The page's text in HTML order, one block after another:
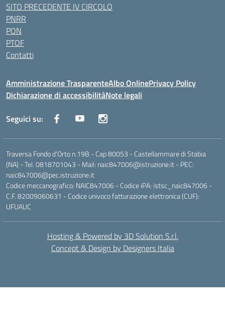
SITO PRECEDENTE IV CIRCOLO
PNRR
PON
PTOF
Contatti
Amministrazione TrasparenteAlbo OnlinePrivacy Policy
Dichiarazione di accessibilitàNote legali
Seguici su:
Traversa Fondo d'Orto n.19B - Cap 80053 - Castellammare di Stabia
(NA) - Tel. 0818701043 - Mail: naic847006@istruzione.it - PEC:
naic847006@pec.istruzione.it
Codice meccanografico: NAIC847006 - Codice iPA: istsc_naic847006 -
C.F. 82009060631 - Codice univoco fatturazione elettronica (CUF):
UFUAUC
Hosting & Powered by 3D Solution S.r.l.
Concept & Design by Designers Italia